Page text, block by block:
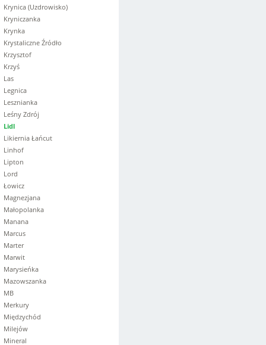
Krynica (Uzdrowisko)
Kryniczanka
Krynka
Krystaliczne Źródło
Krzysztof
Krzyś
Las
Legnica
Lesznianka
Leśny Zdrój
Lidl
Likiernia Łańcut
Linhof
Lipton
Lord
Łowicz
Magnezjana
Małopolanka
Manana
Marcus
Marter
Marwit
Marysieńka
Mazowszanka
MB
Merkury
Międzychód
Milejów
Mineral